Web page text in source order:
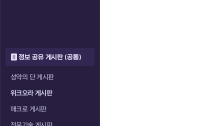
정보 공유 게시판 (공통)
성약의 단 게시판
위크오라 게시판
매크로 게시판